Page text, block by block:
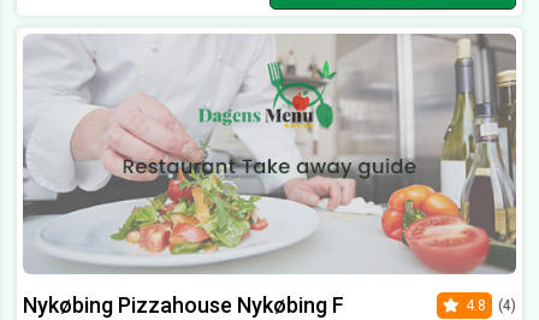
Nykøbing Pizzahouse Nykøbing F 4.8 (4)